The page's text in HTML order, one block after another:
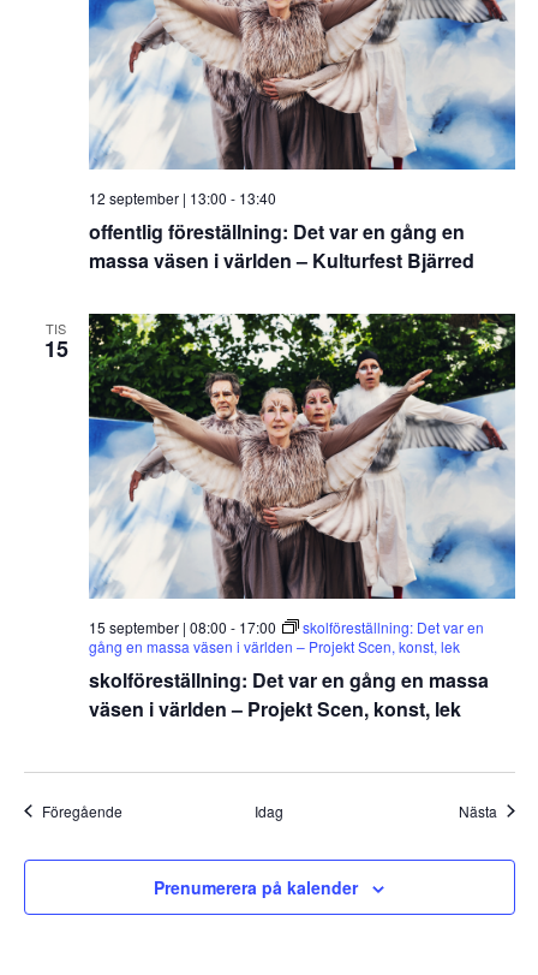
offentlig föreställning: Det var en gång en
massa väsen i världen – Kulturfest Bjärred
12 september | 13:00 - 13:40
TIS
15
skolföreställning: Det var en gång en massa
väsen i världen – Projekt Scen, konst, lek
15 september | 08:00 - 17:00
skolföreställning: Det var en
gång en massa väsen i världen – Projekt Scen, konst, lek
FöregåendeEvenemang Idag Nästa
Prenumerera på kalender